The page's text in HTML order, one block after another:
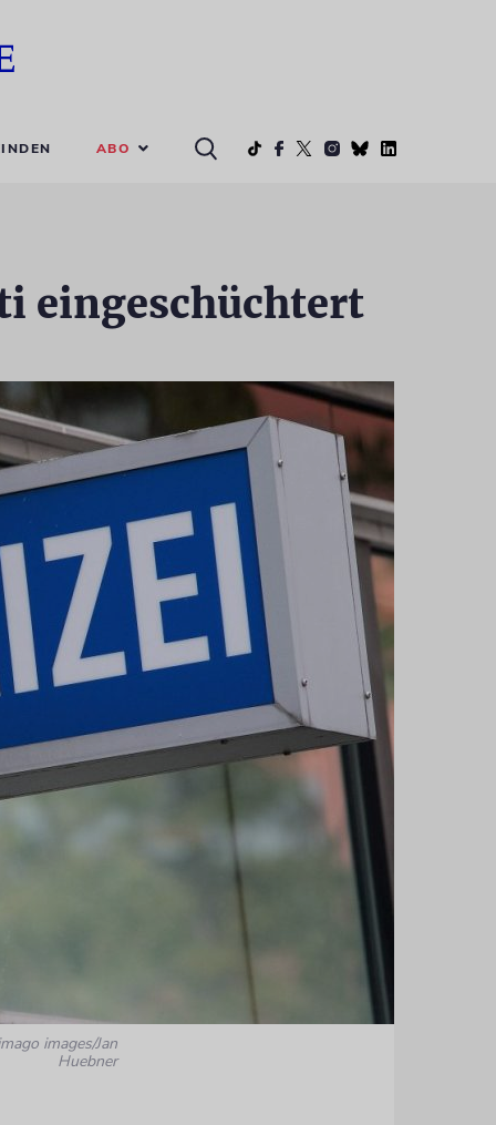
ABO
eingeschüchtert
images/Jan
Huebner